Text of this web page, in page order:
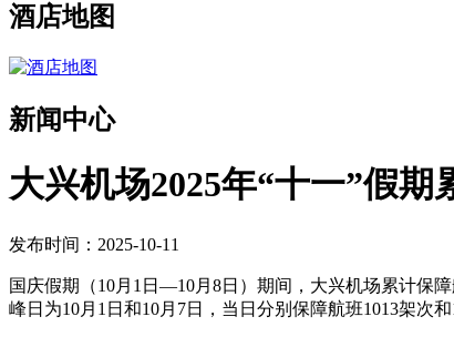
酒店地图
新闻中心
大兴机场2025年“十一”假
发布时间：2025-10-11
国庆假期（10月1日—10月8日）期间，大兴机场累计保
峰日为10月1日和10月7日，当日分别保障航班1013架次